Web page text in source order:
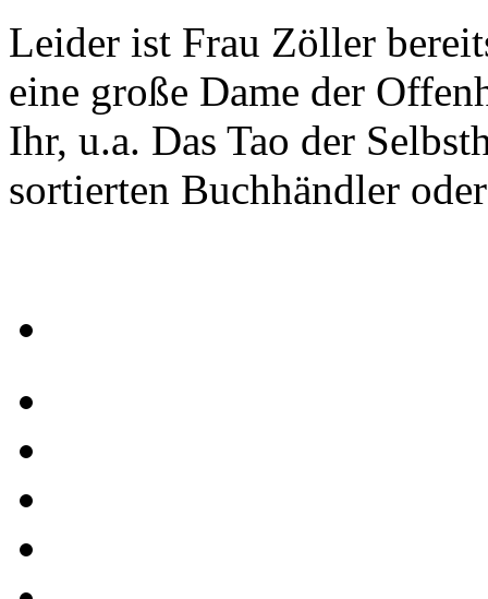
Leider ist Frau Zöller
eine große Dame der
Ihr, u.a. Das Tao der
sortierten Buchhändler